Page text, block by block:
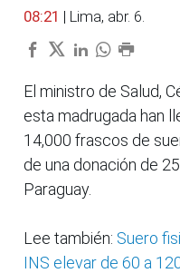
08:21 | Lima, abr. 6.
El ministro de Salud,
esta madrugada han
14,000 frascos de
de una donación de
Paraguay.
Lee también: Suero
INS elevar de 60 a